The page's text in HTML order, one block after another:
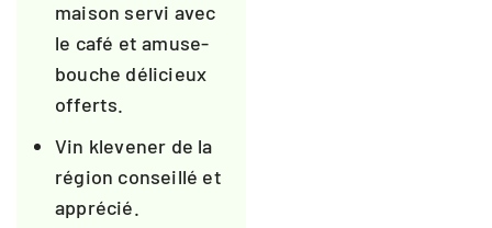
maison servi avec
le café et amuse-
bouche délicieux
offerts.
Vin klevener de la
région conseillé et
apprécié.